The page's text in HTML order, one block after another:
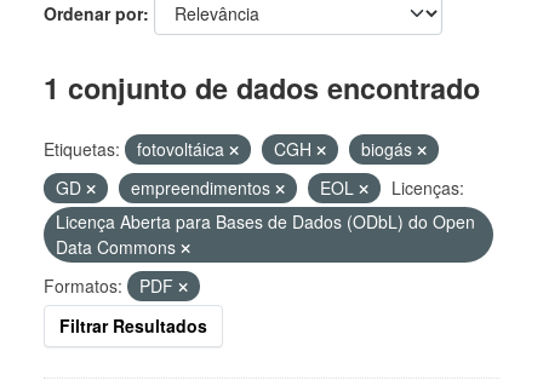
Ordenar por
1 conjunto de dados encontrado
Etiquetas: fotovoltáica CGH
biogás
GD
empreendimentos EOL
Licenças:
Licença Aberta para Bases de Dados (ODbL) do Open
Data Commons
Formatos:
PDF
Filtrar Resultados